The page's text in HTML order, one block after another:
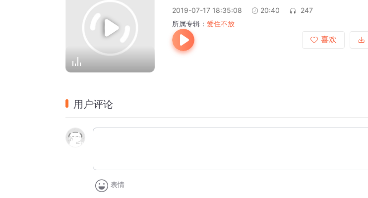
2019-07-17 18:35:08 20:40
247
所属专辑： 爱住不放
喜欢
用户评论
表情